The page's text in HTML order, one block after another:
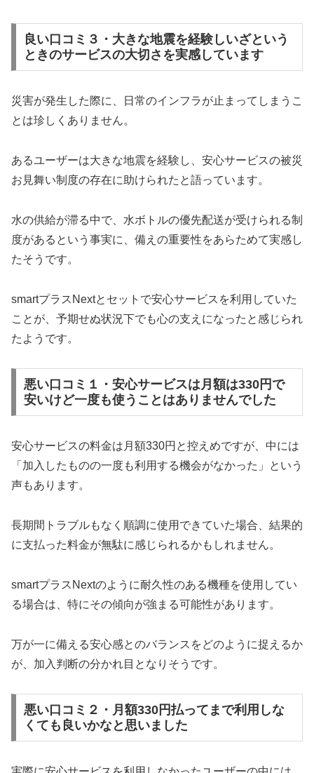
良い口コミ３・大きな地震を経験しいざという
ときのサービスの大切さを実感しています
災害が発生した際に、日常のインフラが止まってしまうこ
とは珍しくありません。
あるユーザーは大きな地震を経験し、安心サービスの被災
お見舞い制度の存在に助けられたと語っています。
水の供給が滞る中で、水ボトルの優先配送が受けられる制
度があるという事実に、備えの重要性をあらためて実感し
たそうです。
smartプラスNextとセットで安心サービスを利用していた
ことが、予期せぬ状況下でも心の支えになったと感じられ
たようです。
悪い口コミ１・安心サービスは月額は330円で
安いけど一度も使うことはありませんでした
安心サービスの料金は月額330円と控えめですが、中には
「加入したものの一度も利用する機会がなかった」という
声もあります。
長期間トラブルもなく順調に使用できていた場合、結果的
に支払った料金が無駄に感じられるかもしれません。
smartプラスNextのように耐久性のある機種を使用してい
る場合は、特にその傾向が強まる可能性があります。
万が一に備える安心感とのバランスをどのように捉えるか
が、加入判断の分かれ目となりそうです。
悪い口コミ２・月額330円払ってまで利用しな
くても良いかなと思いました